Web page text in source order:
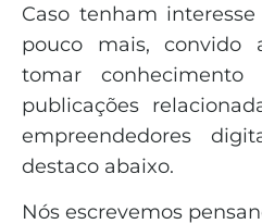
Caso tenham
pouco mais, convido
tomar conhecimento
publicações
empreendedores
destaco abaixo.
Nós escrevemos